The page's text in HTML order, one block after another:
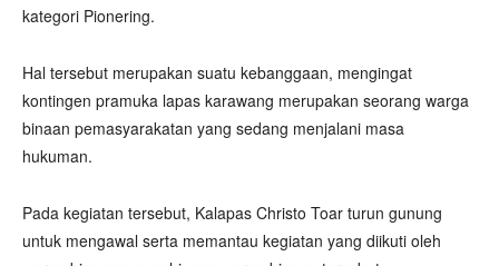
kategori Pionering.
Hal tersebut merupakan suatu kebanggaan, mengingat
kontingen pramuka lapas karawang merupakan seorang warga
binaan pemasyarakatan yang sedang menjalani masa
hukuman.
Pada kegiatan tersebut, Kalapas Christo Toar turun gunung
untuk mengawal serta memantau kegiatan yang diikuti oleh